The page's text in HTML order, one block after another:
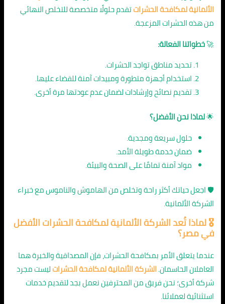
الألمانية لمكافحة الحشراتتقدم حلولًا متخصصة للتخلص النهائي
من هذه الحشرات المزعجة.
🚀خطواتنا الفعالة:
تحديد مناطق تواجد الحشرات.
استخدام أجهزة متطورة ومبيدات آمنة للقضاء عليها.
تقديم نصائح وإرشادات لضمان عدم عودتها مرة أخرى.
🌟لماذا نحن الأفضل؟
حلول سريعة ومجدية.
ضمان خدمة طويلة الأمد.
مواد آمنة تمامًا على الصحة والبيئة.
🛡️ اجعل حياتك أكثر راحة وتخلص من الهاموش والناموس مع خبراء
الشركة الألمانية.
🎖️ لماذا تُعد الشركة الألمانية لمكافحة الحشرات الأفضل
فيمصر؟
عندما يتعلق الأمر بمكافحة الحشرات، فإن المصداقية والخبرة هما
العاملان الحاسمان.الشركة الألمانية لمكافحة الحشراتليست مجرد
شركة أخرى؛ نحن فريق من المحترفين نعمل بجد لتقديم خدمات
استثنائية لعملائنا.